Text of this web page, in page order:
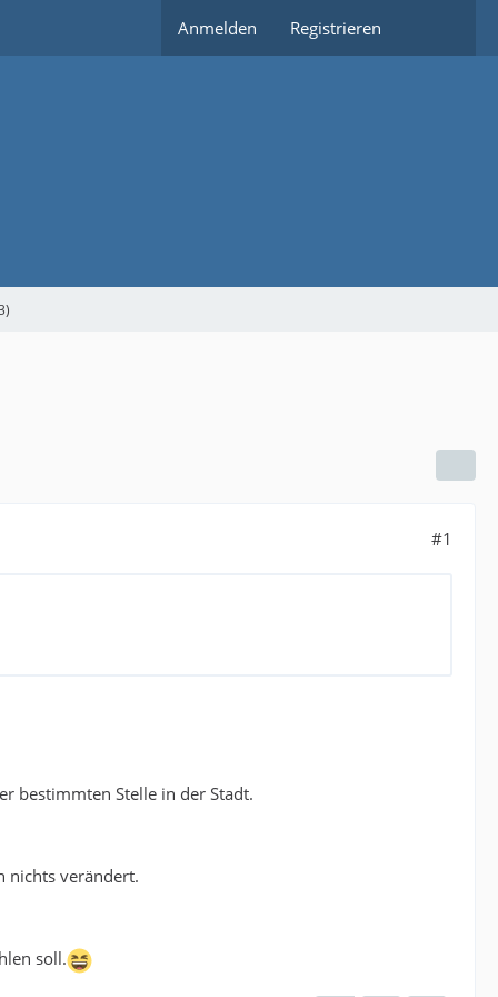
Anmelden Registrieren
#1
bestimmten Stelle in der Stadt.
nichts verändert.
soll.